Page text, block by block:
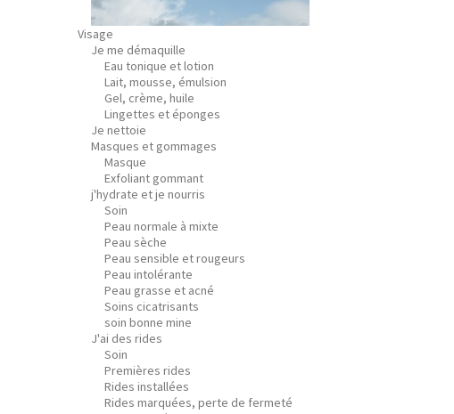
Visage
Je me démaquille
Eau tonique et lotion
Lait, mousse, émulsion
Gel, crème, huile
Lingettes et éponges
Je nettoie
Masques et gommages
Masque
Exfoliant gommant
j'hydrate et je nourris
Soin
Peau normale à mixte
Peau sèche
Peau sensible et rougeurs
Peau intolérante
Peau grasse et acné
Soins cicatrisants
soin bonne mine
J'ai des rides
Soin
Premières rides
Rides installées
Rides marquées, perte de fermeté